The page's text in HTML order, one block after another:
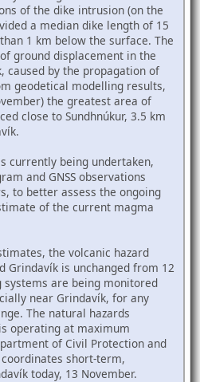
of the dike intrusion (on the
a median dike length of 15
1 km below the surface. The
ground displacement in the
caused by the propagation of
geodetical modelling results,
the greatest area of
close to Sundhnúkur, 3.5 km
currently being undertaken,
and GNSS observations
to better assess the ongoing
of the current magma
the volcanic hazard
Grindavík is unchanged from 12
are being monitored
near Grindavík, for any
The natural hazards
operating at maximum
of Civil Protection and
short-term,
today, 13 November.